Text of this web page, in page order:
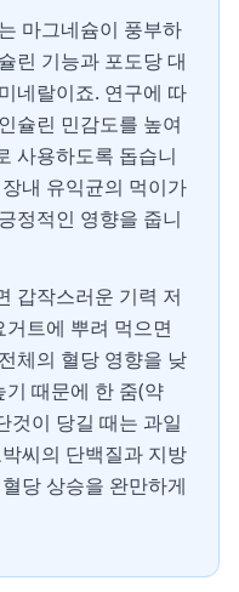
마그네슘이 풍부하
린 기능과 포도당 대
네랄이죠. 연구에 따
슐린 민감도를 높여
사용하도록 돕습니
내 유익균의 먹이가
정적인 영향을 줍니
갑작스러운 기력 저
트에 뿌려 먹으면
체의 혈당 영향을 낮
때문에 한 줌(약
것이 당길 때는 과일
씨의 단백질과 지방
당 상승을 완만하게